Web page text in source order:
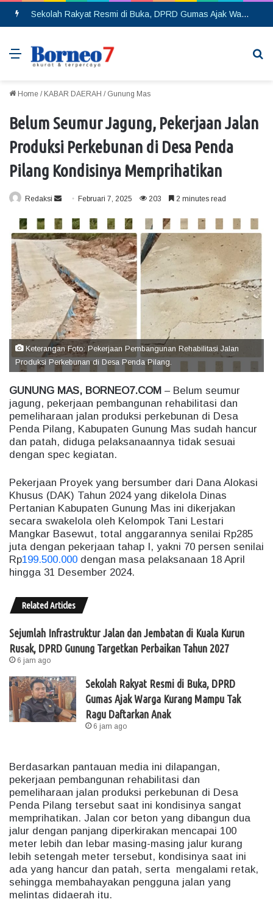
Sekolah Rakyat Resmi di Buka, DPRD Gumas Ajak Warga Kurang Mampu Tak Ragu Daftarkan Anak
Menu
Home / KABAR DAERAH / Gunung Mas
Belum Seumur Jagung, Pekerjaan Jalan
Produksi Perkebunan di Desa Penda
Pilang Kondisinya Memprihatikan
Redaksi
n
d
n
a
i
l
Februari 7, 2025 203 2 minutes read
Keterangan Foto: Pekerjaan Pembangunan Rehabilitasi Jalan
Produksi Perkebunan di Desa Penda Pilang.
GUNUNG MAS, BORNEO7.COM – Belum seumur
jagung, pekerjaan pembangunan rehabilitasi dan
pemeliharaan jalan produksi perkebunan di Desa
Penda Pilang, Kabupaten Gunung Mas sudah hancur
dan patah, diduga pelaksanaannya tidak sesuai
dengan spec kegiatan.
Pekerjaan Proyek yang bersumber dari Dana Alokasi
Khusus (DAK) Tahun 2024 yang dikelola Dinas
Pertanian Kabupaten Gunung Mas ini dikerjakan
secara swakelola oleh Kelompok Tani Lestari
Mangkar Basewut, total anggarannya senilai Rp285
juta dengan pekerjaan tahap I, yakni 70 persen senilai
Rp199.500.000 dengan masa pelaksanaan 18 April
hingga 31 Desember 2024.
Related Articles
Sejumlah Infrastruktur Jalan dan Jembatan di Kuala Kurun
Rusak, DPRD Gunung Targetkan Perbaikan Tahun 2027
6 jam ago
Sekolah Rakyat Resmi di Buka, DPRD
Gumas Ajak Warga Kurang Mampu Tak
Ragu Daftarkan Anak
6 jam ago
Berdasarkan pantauan media ini dilapangan,
pekerjaan pembangunan rehabilitasi dan
pemeliharaan jalan produksi perkebunan di Desa
Penda Pilang tersebut saat ini kondisinya sangat
memprihatikan. Jalan cor beton yang dibangun dua
jalur dengan panjang diperkirakan mencapai 100
meter lebih dan lebar masing-masing jalur kurang
lebih setengah meter tersebut, kondisinya saat ini
ada yang hancur dan patah, serta mengalami retak,
sehingga membahayakan pengguna jalan yang
melintas didaerah itu.